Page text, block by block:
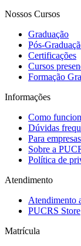
Nossos Cursos
Graduação
Pós-
Certificações
Cursos
Formação
Informações
Como
Dúvidas
Para empresas
Sobre a
Política de
Atendimento
Atendimento
PUCRS Store
Matrícula